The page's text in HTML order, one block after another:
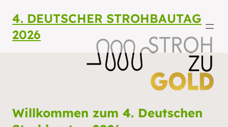
4. DEUTSCHER STROHBAUTAG
2026
Willkommen zum 4. Deutschen